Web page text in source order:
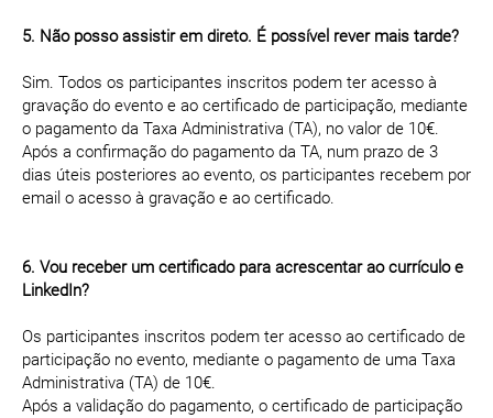
5. Não posso assistir em direto. É possível rever mais tarde?
Sim. Todos os participantes inscritos podem ter acesso à
gravação do evento e ao certificado de participação, mediante
o pagamento da Taxa Administrativa (TA), no valor de 10€.
Após a confirmação do pagamento da TA, num prazo de 3
dias úteis posteriores ao evento, os participantes recebem por
email o acesso à gravação e ao certificado.
6. Vou receber um certificado para acrescentar ao currículo e
LinkedIn?
Os participantes inscritos podem ter acesso ao certificado de
participação no evento, mediante o pagamento de uma Taxa
Administrativa (TA) de 10€.
Após a validação do pagamento, o certificado de participação